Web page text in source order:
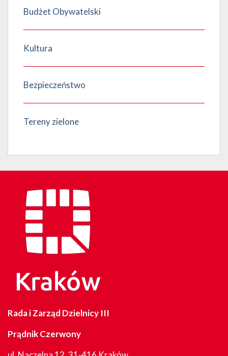
Budżet Obywatelski
Kultura
Bezpieczeństwo
Tereny zielone
Rada i Zarząd Dzielnicy III
Prądnik Czerwony